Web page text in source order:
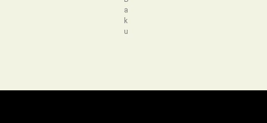
a
k
u